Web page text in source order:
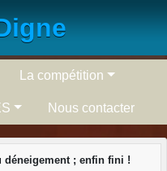
La compétition
Nous contacter
déneigement ; enfin fini !